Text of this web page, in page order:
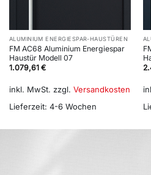
ALUMINIUM ENERGIESPAR-HAUSTÜREN
FM AC68 Aluminium Energiespar
Haustür Modell 07
1.079,61 €
inkl. MwSt. zzgl. Versandkosten
Lieferzeit: 4-6 Wochen